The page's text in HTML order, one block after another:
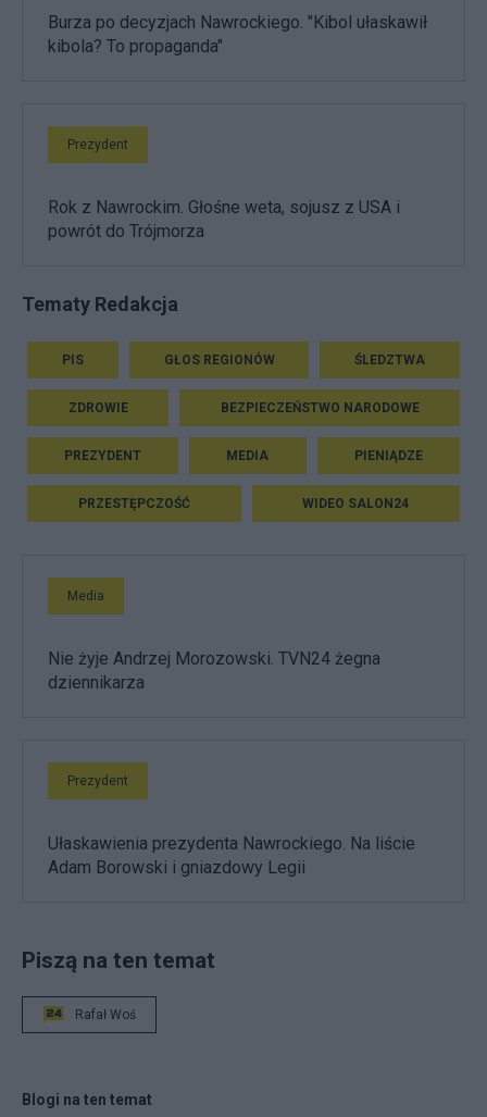
Burza po decyzjach Nawrockiego. "Kibol ułaskawił
kibola? To propaganda"
Prezydent
Rok z Nawrockim. Głośne weta, sojusz z USA i
powrót do Trójmorza
Tematy Redakcja
PIS GŁOS REGIONÓW ŚLEDZTWA
ZDROWIE BEZPIECZEŃSTWO NARODOWE
PREZYDENT MEDIA PIENIĄDZE
PRZESTĘPCZOŚĆ WIDEO SALON24
Media
Nie żyje Andrzej Morozowski. TVN24 żegna
dziennikarza
Prezydent
Ułaskawienia prezydenta Nawrockiego. Na liście
Adam Borowski i gniazdowy Legii
Piszą na ten temat
Rafał Woś
Blogi na ten temat